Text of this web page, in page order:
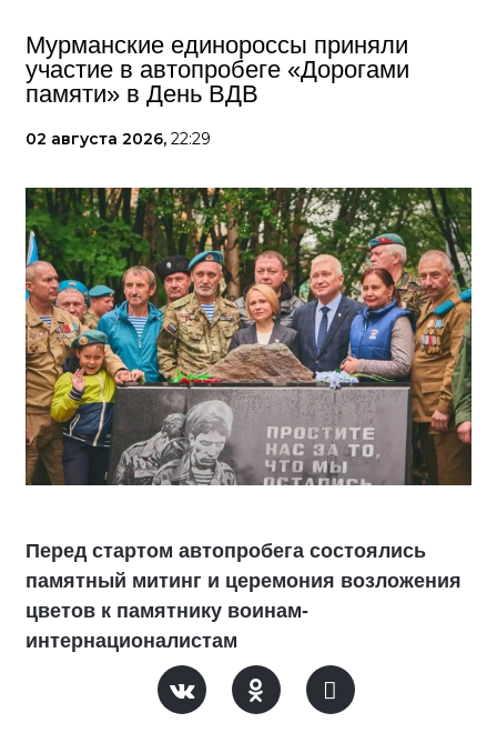
Мурманские единороссы приняли
участие в автопробеге «Дорогами
памяти» в День ВДВ
02 августа 2026, 22:29
Перед стартом автопробега состоялись
памятный митинг и церемония возложения
цветов к памятнику воинам-
интернационалистам